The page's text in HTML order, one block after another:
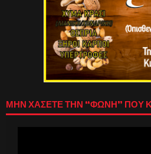
ΜΗΝ ΧΑΣΕΤΕ ΤΗΝ “ΦΩΝΗ” ΠΟΥ